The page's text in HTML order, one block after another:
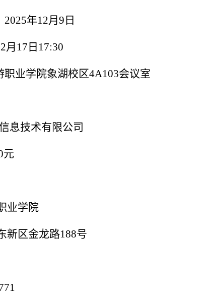
2025年12月 9 日
月 17 日 17:30
职业学院象湖校区4A103会议室
息技术有限公司
元
业学院
新区金龙路188号